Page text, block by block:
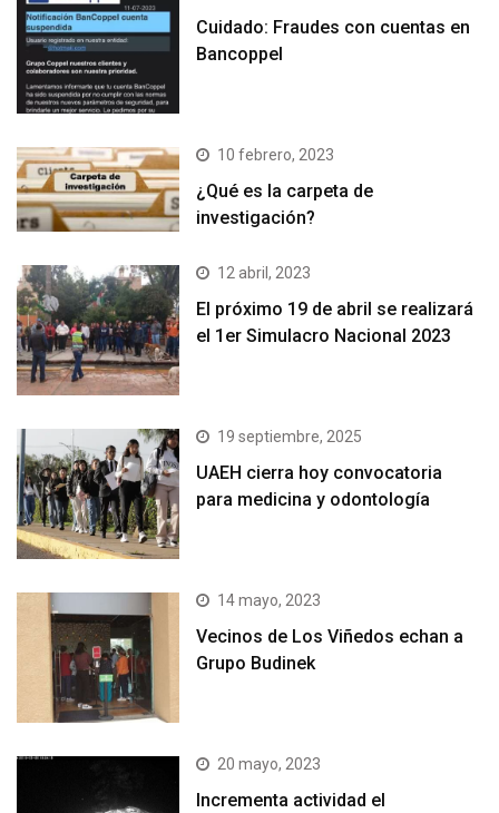
Cuidado: Fraudes con cuentas en
Bancoppel
10 febrero, 2023
¿Qué es la carpeta de
investigación?
12 abril, 2023
El próximo 19 de abril se realizará
el 1er Simulacro Nacional 2023
19 septiembre, 2025
UAEH cierra hoy convocatoria
para medicina y odontología
14 mayo, 2023
Vecinos de Los Viñedos echan a
Grupo Budinek
20 mayo, 2023
Incrementa actividad el